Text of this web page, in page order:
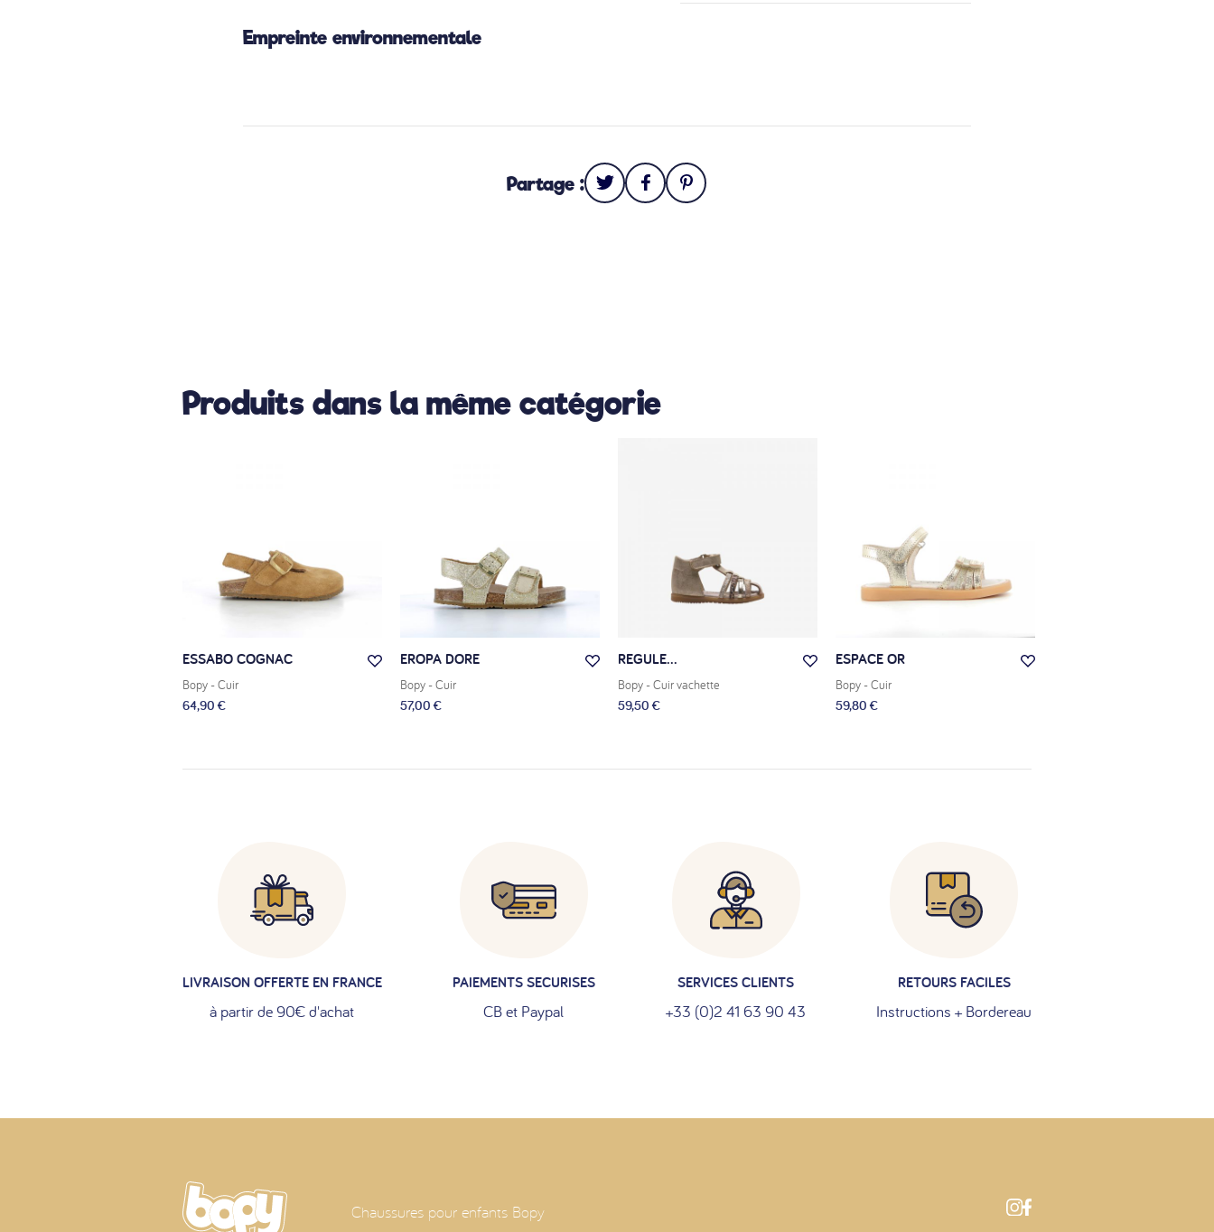
Empreinte environnementale
Partage :
Produits dans la même catégorie
ESSABO COGNAC
Bopy - Cuir
64,90 €
EROPA DORE
Bopy - Cuir
57,00 €
REGULE...
Bopy - Cuir vachette
59,50 €
ESPACE OR
Bopy - Cuir
59,80 €
LIVRAISON OFFERTE EN FRANCE
à partir de 90€ d'achat
PAIEMENTS SECURISES
CB et Paypal
SERVICES CLIENTS
+33 (0)2 41 63 90 43
RETOURS FACILES
Instructions + Bordereau
Chaussures pour enfants Bopy